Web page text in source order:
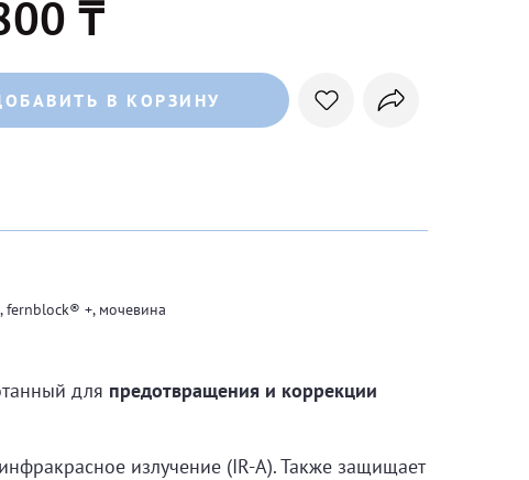
₸
В КОРЗИНУ
fernblock® +, мочевина
для предотвращения и коррекции
излучение (IR-A). Также защищает